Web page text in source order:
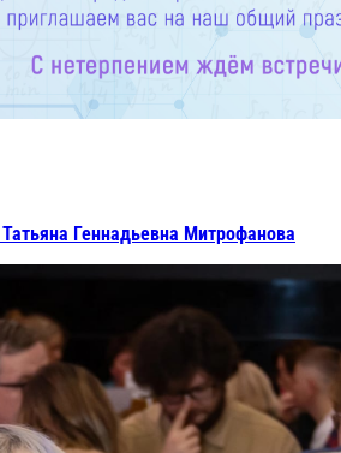
Геннадьевна Митрофанова